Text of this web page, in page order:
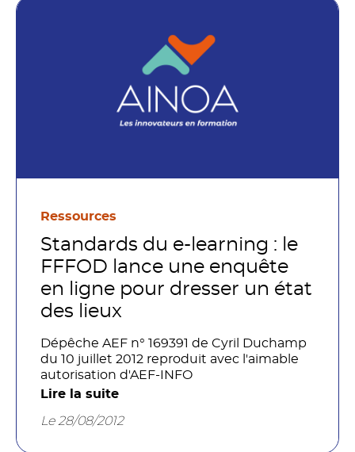
Ressources
Standards du e-learning : le
FFFOD lance une enquête
en ligne pour dresser un état
des lieux
Dépêche AEF n° 169391 de Cyril Duchamp
du 10 juillet 2012 reproduit avec l'aimable
autorisation d'AEF-INFO
Lire la suite
Le 28/08/2012